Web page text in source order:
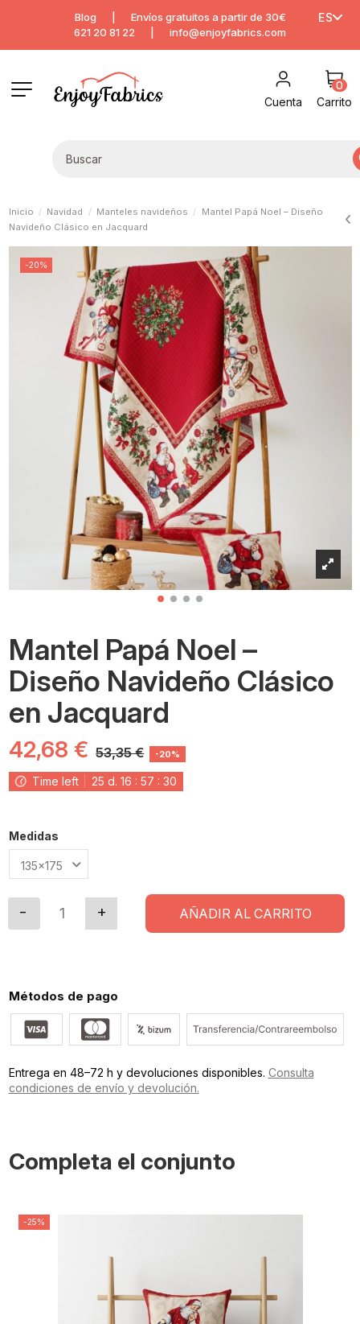
Blog
Envíos gratuitos a partir de 30€
621 20 81 22
info@enjoyfabrics.com
ES
Cuenta
0
Carrito
Inicio Navidad Manteles navideños
Mantel Papá Noel – Diseño
Navideño Clásico en Jacquard
-20%
Mantel Papá Noel –
Diseño Navideño Clásico
en Jacquard
42,68 € 53,35 € -20%
Time left 25 d. 16 : 57 : 30
Medidas
AÑADIR AL CARRITO
Métodos de pago
Entrega en 48–72 h y devoluciones disponibles. Consulta
condiciones de envío y devolución.
Completa el conjunto
-25%